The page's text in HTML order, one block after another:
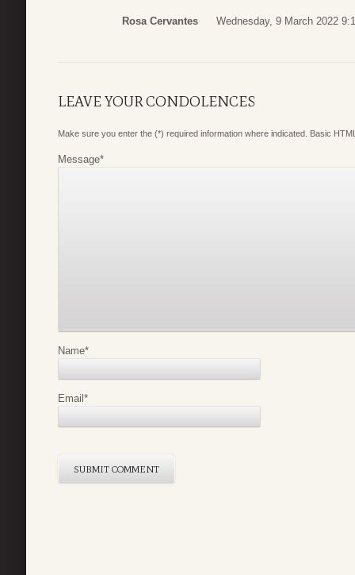
Rosa Cervantes Wednesday, 9 March 2022
LEAVE YOUR CONDOLENCES
Make sure you enter the (*) required information where indicated. Basic
Message*
Name*
Email *